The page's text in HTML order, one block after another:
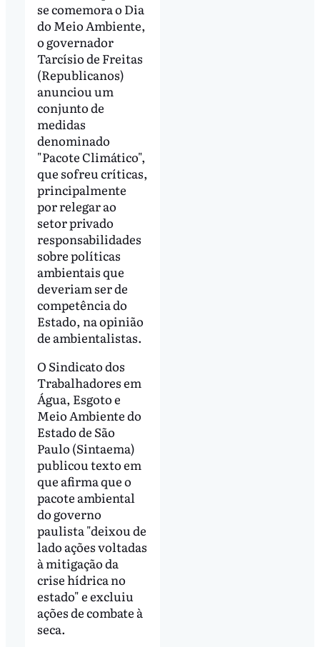
se comemora o Dia
do Meio Ambiente,
o governador
Tarcísio de Freitas
(Republicanos)
anunciou um
conjunto de
medidas
denominado
"Pacote Climático",
que sofreu críticas,
principalmente
por relegar ao
setor privado
responsabilidades
sobre políticas
ambientais que
deveriam ser de
competência do
Estado, na opinião
de ambientalistas.
O Sindicato dos
Trabalhadores em
Água, Esgoto e
Meio Ambiente do
Estado de São
Paulo (Sintaema)
publicou texto em
que afirma que o
pacote ambiental
do governo
paulista "deixou de
lado ações voltadas
à mitigação da
crise hídrica no
estado" e excluiu
ações de combate à
seca.